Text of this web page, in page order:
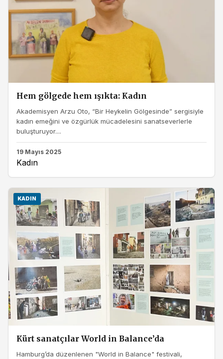
Hem gölgede hem ışıkta: Kadın
Akademisyen Arzu Oto, “Bir Heykelin Gölgesinde” sergisiyle
kadın emeğini ve özgürlük mücadelesini sanatseverlerle
buluşturuyor....
19 Mayıs 2025
Kadın
KADIN
Kürt sanatçılar World in Balance’da
Hamburg’da düzenlenen "World in Balance" festivali,